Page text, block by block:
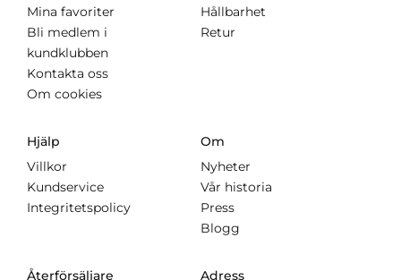
Mina favoriter
Bli medlem i
kundklubben
Kontakta oss
Om cookies
Hållbarhet
Retur
Hjälp
Villkor
Kundservice
Integritetspolicy
Om
Nyheter
Vår historia
Press
Blogg
Återförsäljare Adress